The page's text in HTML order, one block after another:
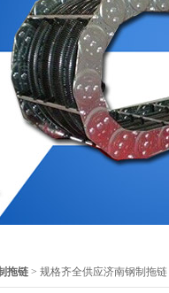
拖链 > 规格齐全供应济南钢制拖